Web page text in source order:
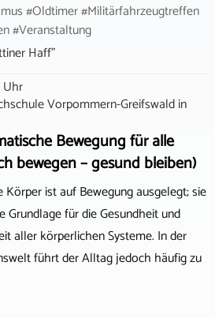
#Oldtimer #Militärfahrzeugtreffen
#Veranstaltung
Haff"
Vorpommern-Greifswaldin
Bewegung für alle
bewegen – gesund bleiben)
ist auf Bewegung ausgelegt; sie
Grundlage für die Gesundheit und
aller körperlichen Systeme. In der
führt der Alltag jedoch häufig zu